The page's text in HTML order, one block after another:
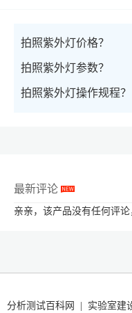
拍照紫外灯价格？
拍照紫外灯参数？
拍照紫外灯操作规程？
最新评论
亲亲，该产品没有任何评论
分析测试百科网 实验室建